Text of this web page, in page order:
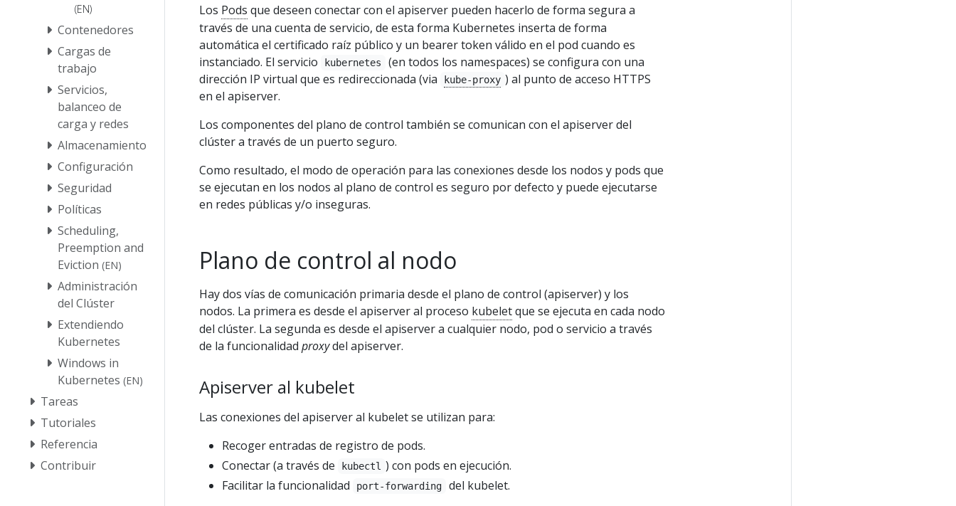
(EN)
Contenedores
Cargas de
trabajo
Servicios,
balanceo de
carga y redes
Almacenamiento
Configuración
Seguridad
Políticas
Scheduling,
Preemption and
Eviction (EN)
Administración
del Clúster
Extendiendo
Kubernetes
Windows in
Kubernetes (EN)
Tareas
Tutoriales
Referencia
Contribuir
Los Pods que deseen conectar con el apiserver pueden hacerlo de forma segura a
través de una cuenta de servicio, de esta forma Kubernetes inserta de forma
automática el certificado raíz público y un bearer token válido en el pod cuando es
instanciado. El servicio
kubernetes
(en todos los namespaces) se configura con una
dirección IP virtual que es redireccionada (via
kube-proxy ) al punto de acceso HTTPS
en el apiserver.
Los componentes del plano de control también se comunican con el apiserver del
clúster a través de un puerto seguro.
Como resultado, el modo de operación para las conexiones desde los nodos y pods que
se ejecutan en los nodos al plano de control es seguro por defecto y puede ejecutarse
en redes públicas y/o inseguras.
Plano de control al nodo
Hay dos vías de comunicación primaria desde el plano de control (apiserver) y los
nodos. La primera es desde el apiserver al proceso kubeletque se ejecuta en cada nodo
del clúster. La segunda es desde el apiserver a cualquier nodo, pod o servicio a través
de la funcionalidad proxydel apiserver.
Apiserver al kubelet
Las conexiones del apiserver al kubelet se utilizan para:
Recoger entradas de registro de pods.
Conectar (a través de
kubectl ) con pods en ejecución.
Facilitar la funcionalidad
port-forwarding
del kubelet.